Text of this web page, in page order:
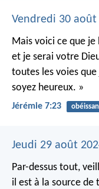
Vendredi 30 août
Mais voici ce que
et je serai votre
toutes les voies
soyez heureux. »
Jérémie 7:23
Jeudi 29 août
Par-dessus tout,
il est à la source